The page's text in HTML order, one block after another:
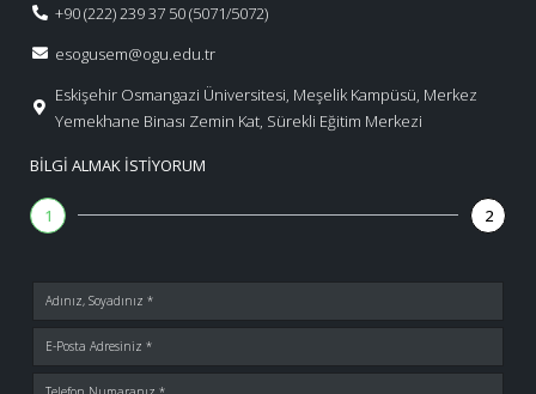
+90 (222) 239 37 50 (5071/5072)
esogusem@ogu.edu.tr
Eskişehir Osmangazi Üniversitesi, Meşelik Kampüsü, Merkez
Yemekhane Binası Zemin Kat, Sürekli Eğitim Merkezi
BILGI ALMAK İSTIYORUM
1 2